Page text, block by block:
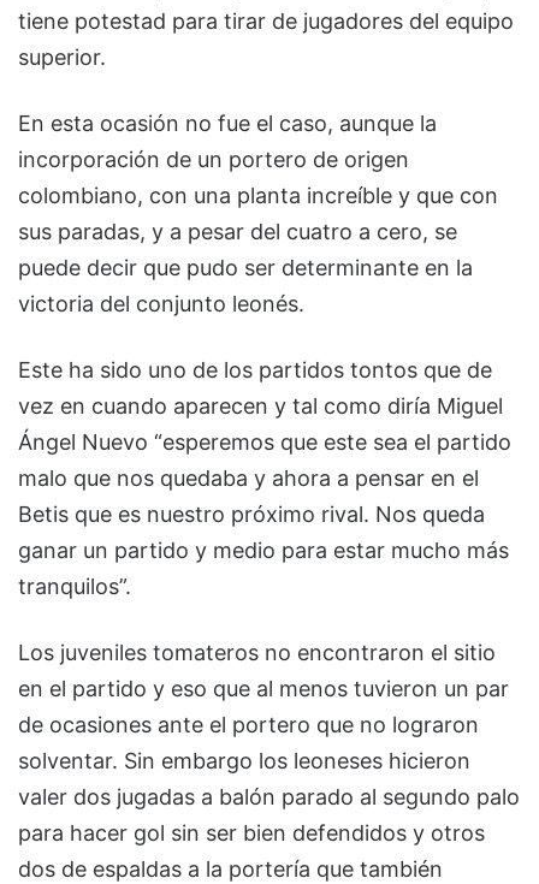
tiene potestad para tirar de jugadores del equipo
superior.
En esta ocasión no fue el caso, aunque la
incorporación de un portero de origen
colombiano, con una planta increíble y que con
sus paradas, y a pesar del cuatro a cero, se
puede decir que pudo ser determinante en la
victoria del conjunto leonés.
Este ha sido uno de los partidos tontos que de
vez en cuando aparecen y tal como diría Miguel
Ángel Nuevo “esperemos que este sea el partido
malo que nos quedaba y ahora a pensar en el
Betis que es nuestro próximo rival. Nos queda
ganar un partido y medio para estar mucho más
tranquilos”.
Los juveniles tomateros no encontraron el sitio
en el partido y eso que al menos tuvieron un par
de ocasiones ante el portero que no lograron
solventar. Sin embargo los leoneses hicieron
valer dos jugadas a balón parado al segundo palo
para hacer gol sin ser bien defendidos y otros
dos de espaldas a la portería que también